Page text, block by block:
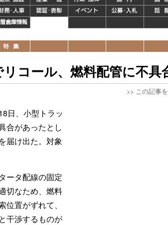
コール、燃料配管に不具
>> この記事
日、小型トラッ
合があったとし
届け出た。対象
ータ配線の固定
切なため、燃料
置がずれて、
干渉するものが